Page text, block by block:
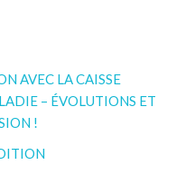
AVEC LA CAISSE
– ÉVOLUTIONS ET
!